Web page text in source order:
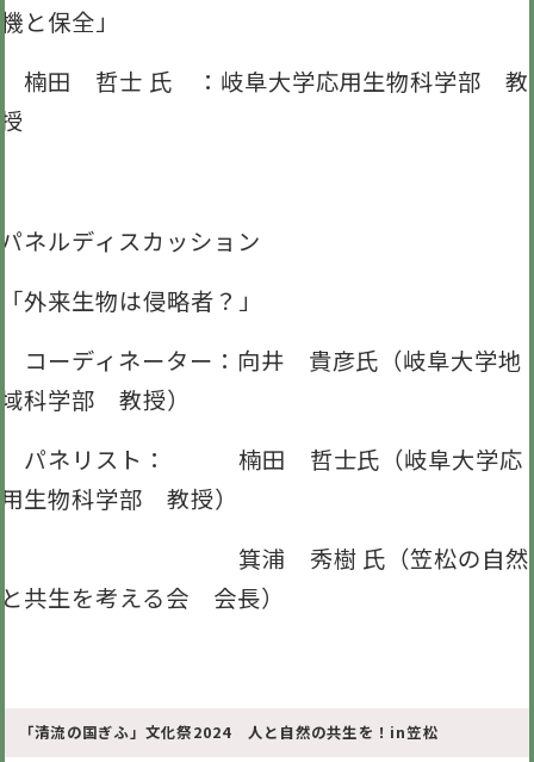
機と保全」
楠田 哲士 氏 ：岐阜大学応用生物科学部 教
授
パネルディスカッション
「外来生物は侵略者？」
コーディネーター：向井 貴彦氏（岐阜大学地
域科学部 教授）
パネリスト： 楠田 哲士氏（岐阜大学応
用生物科学部 教授）
箕浦 秀樹 氏（笠松の自然
と共生を考える会 会長）
「清流の国ぎふ」文化祭2024 人と自然の共生を！in笠松